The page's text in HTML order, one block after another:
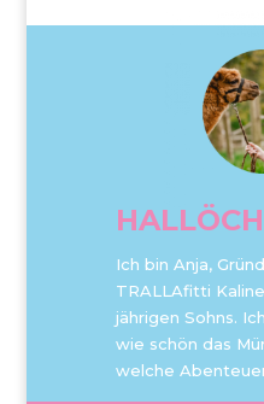
Ich bin Anja,
TRALLAfitti
jährigen Sohns.
wie schön das
welche